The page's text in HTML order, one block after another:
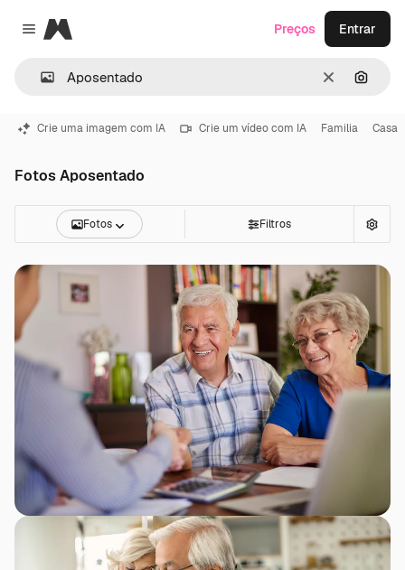
Close menu
Magnific
Limpar
Preços Entrar
Crie uma imagem com IA Crie um vídeo com IA Familia Casa
Fotos Aposentado
Fotos Filtros